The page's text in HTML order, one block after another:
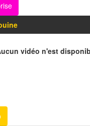
vidéo n'est